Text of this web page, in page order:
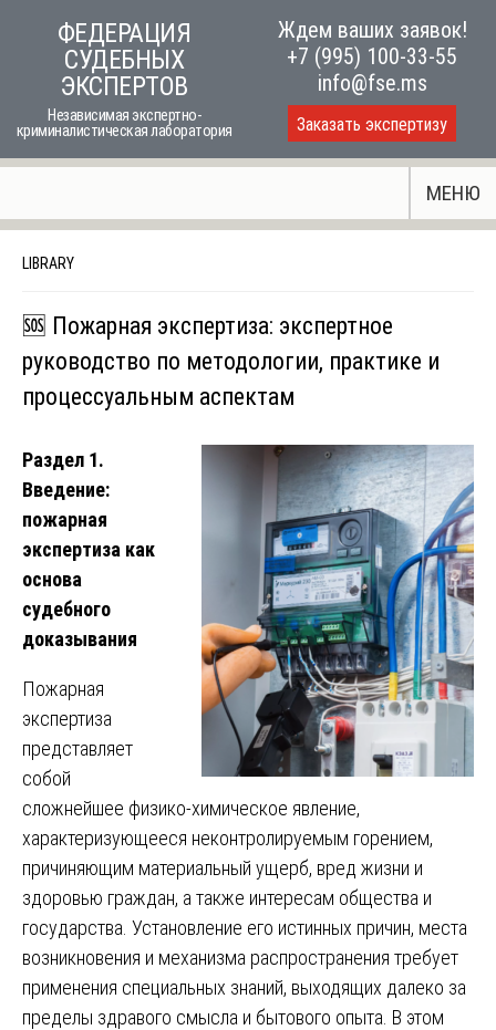
ФЕДЕРАЦИЯ
СУДЕБНЫХ
ЭКСПЕРТОВ
Независимая экспертно-
криминалистическая лаборатория
Ждем ваших заявок!
+7 (995) 100-33-55
info@fse.ms
Заказать экспертизу
МЕНЮ
LIBRARY
🆘 Пожарная экспертиза: экспертное
руководство по методологии, практике и
процессуальным аспектам
Раздел 1.
Введение:
пожарная
экспертиза как
основа
судебного
доказывания
Пожарная
экспертиза
представляет
собой
сложнейшее физико-химическое явление,
характеризующееся неконтролируемым горением,
причиняющим материальный ущерб, вред жизни и
здоровью граждан, а также интересам общества и
государства. Установление его истинных причин, места
возникновения и механизма распространения требует
применения специальных знаний, выходящих далеко за
пределы здравого смысла и бытового опыта. В этом